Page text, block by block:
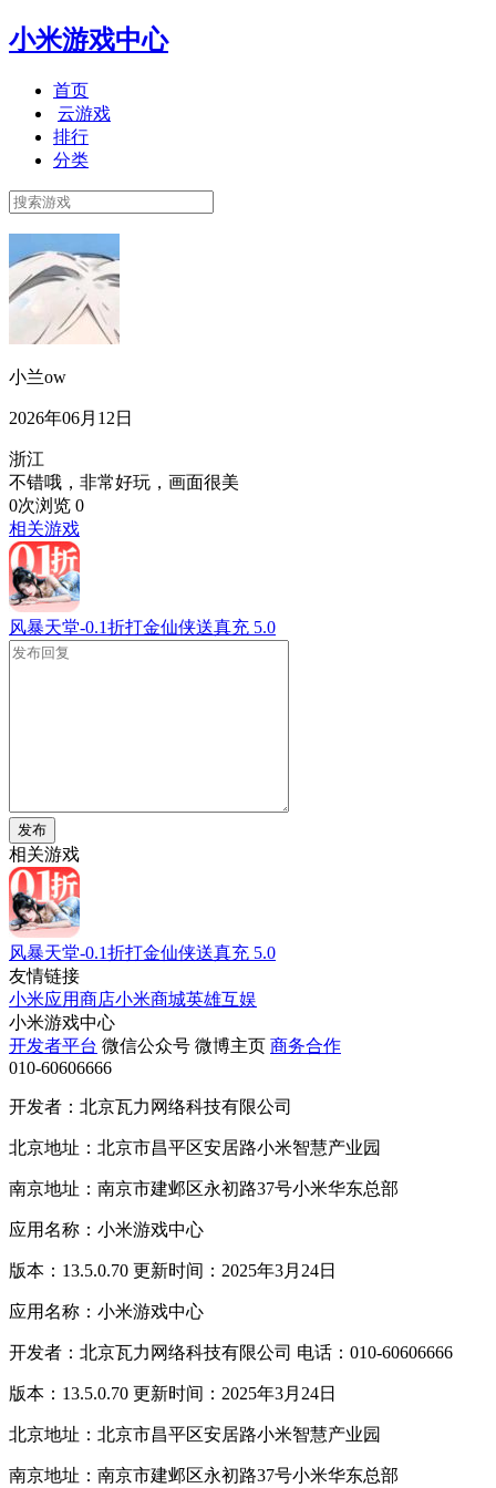
小米游戏中心
首页
云游戏
排行
分类
小兰ow
2026年06月12日
浙江
不错哦，非常好玩，画面很美
0次浏览 0
相关游戏
风暴天堂-0.1折打金仙侠送真充 5.0
发布
相关游戏
风暴天堂-0.1折打金仙侠送真充 5.0
友情链接
小米应用商店小米商城英雄互娱
小米游戏中心
开发者平台 微信公众号 微博主页 商务合作
010-60606666
开发者：北京瓦力网络科技有限公司
北京地址：北京市昌平区安居路小米智慧产业园
南京地址：南京市建邺区永初路37号小米华东总部
应用名称：小米游戏中心
版本：13.5.0.70 更新时间：2025年3月24日
应用名称：小米游戏中心
开发者：北京瓦力网络科技有限公司 电话：010-60606666
版本：13.5.0.70 更新时间：2025年3月24日
北京地址：北京市昌平区安居路小米智慧产业园
南京地址：南京市建邺区永初路37号小米华东总部